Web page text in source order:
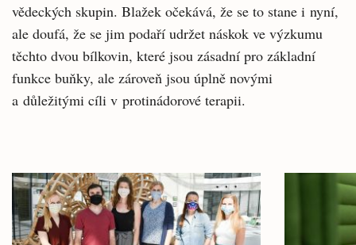
vědeckých skupin. Blažek očekává, že se to stane i nyní,
ale doufá, že se jim podaří udržet náskok ve výzkumu
těchto dvou bílkovin, které jsou zásadní pro základní
funkce buňky, ale zároveň jsou úplně novými
a důležitými cíli v protinádorové terapii.
Související
články